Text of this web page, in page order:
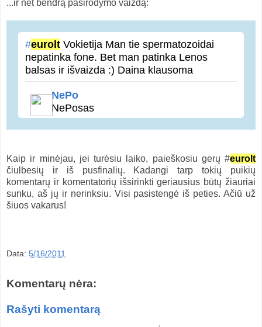
...ir net bendrą pasirodymo vaizdą:
#eurolt Vokietija Man tie spermatozoidai
nepatinka fone. Bet man patinka Lenos
balsas ir išvaizda :) Daina klausoma
NePo
NePosas
Kaip ir minėjau, jei turėsiu laiko, paieškosiu gerų #eurolt
čiulbesių ir iš pusfinalių. Kadangi tarp tokių puikių
komentarų ir komentatorių išsirinkti geriausius būtų žiauriai
sunku, aš jų ir nerinksiu. Visi pasistengė iš peties. Ačiū už
šiuos vakarus!
Data: 5/16/2011
Komentarų nėra:
Rašyti komentarą